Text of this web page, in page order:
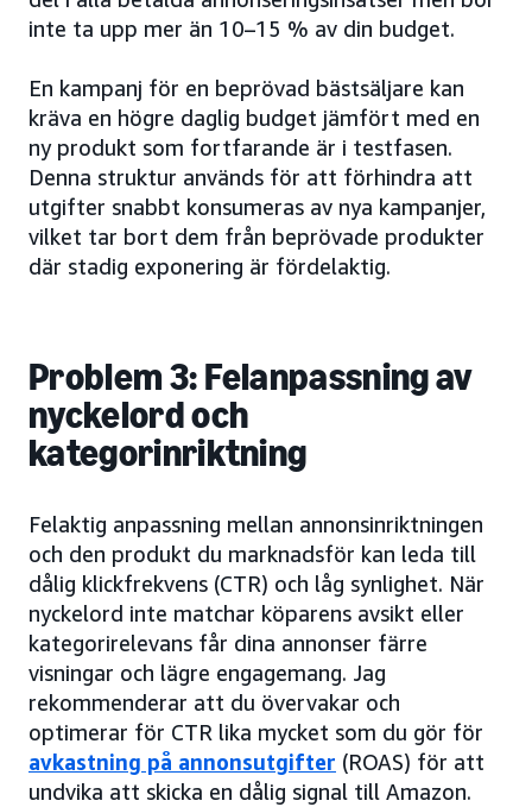
inte ta upp mer än 10–15 % av din budget.
En kampanj för en beprövad bästsäljare kan
kräva en högre daglig budget jämfört med en
ny produkt som fortfarande är i testfasen.
Denna struktur används för att förhindra att
utgifter snabbt konsumeras av nya kampanjer,
vilket tar bort dem från beprövade produkter
där stadig exponering är fördelaktig.
Problem 3: Felanpassning av
nyckelord och
kategorinriktning
Felaktig anpassning mellan annonsinriktningen
och den produkt du marknadsför kan leda till
dålig klickfrekvens (CTR) och låg synlighet. När
nyckelord inte matchar köparens avsikt eller
kategorirelevans får dina annonser färre
visningar och lägre engagemang. Jag
rekommenderar att du övervakar och
optimerar för CTR lika mycket som du gör för
avkastning på annonsutgifter (ROAS) för att
undvika att skicka en dålig signal till Amazon.